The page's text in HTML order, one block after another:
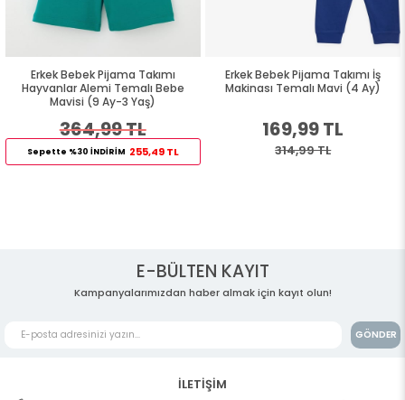
Erkek Bebek Pijama Takımı
Hayvanlar Alemi Temalı Bebe
Mavisi (9 Ay-3 Yaş)
364,99 TL
Sepette %30 İNDİRİM 255,49 TL
Erkek Bebek Pijama Takımı İş
Makinası Temalı Mavi (4 Ay)
169,99 TL
314,99 TL
E-BÜLTEN KAYIT
Kampanyalarımızdan haber almak için kayıt olun!
GÖNDER
İLETİŞİM